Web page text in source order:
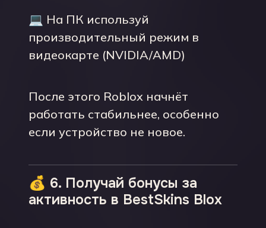
💻 На ПК используй
производительный режим в
видеокарте (NVIDIA/AMD)
После этого Roblox начнёт
работать стабильнее, особенно
если устройство не новое.
💰 6. Получай бонусы за
активность в BestSkins Blox